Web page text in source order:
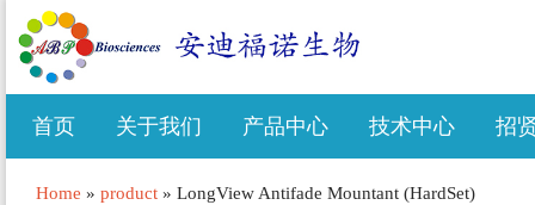
首页 关于我们 产品中心 技术中心 招
Home » product » LongView Antifade Mountant (HardSet)